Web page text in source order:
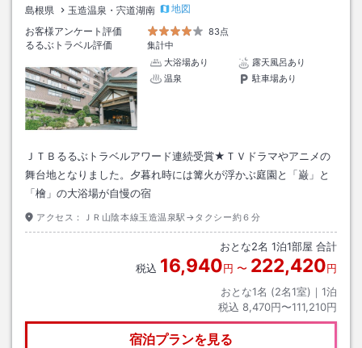
島根県 玉造温泉・宍道湖南
地図
お客様アンケート評価
83点
るるぶトラベル評価
集計中
大浴場あり
露天風呂あり
温泉
駐車場あり
ＪＴＢるるぶトラベルアワード連続受賞★ＴＶドラマやアニメの
舞台地となりました。夕暮れ時には篝火が浮かぶ庭園と「巌」と
「檜」の大浴場が自慢の宿
アクセス： ＪＲ山陰本線玉造温泉駅→タクシー約６分
おとな2名 1泊1部屋 合計
税込 16,940円 〜 222,420円
おとな1名 (2名1室)｜ 1泊
税込 8,470円〜111,210円
宿泊プランを見る